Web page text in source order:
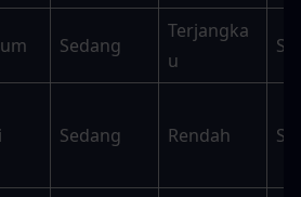
Sedang
Terjangka
u
Sedang Rendah